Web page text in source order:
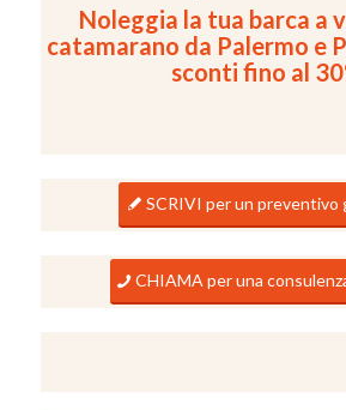
Noleggia la tua barca a
catamarano da Palermo e
sconti fino al
SCRIVI per un preventivo
CHIAMA per una